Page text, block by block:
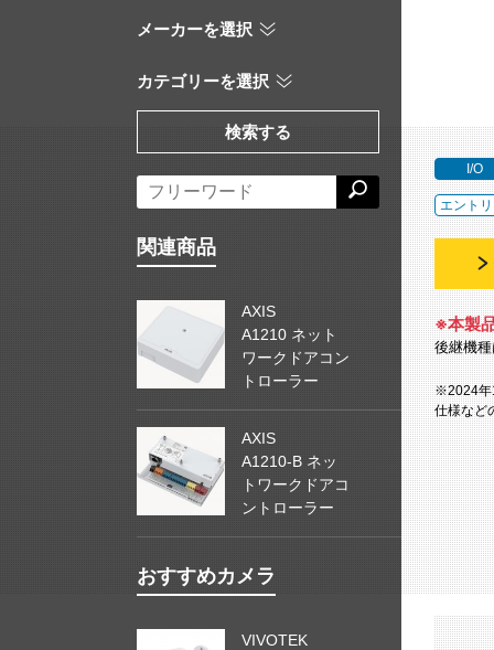
I/O
エント
※本製
後継機
※2024年
仕様など
メーカーを選択
カテゴリーを選択
検索する
関連商品
AXIS
A1210 ネット
ワークドアコン
トローラー
AXIS
A1210-B ネッ
トワークドアコ
ントローラー
おすすめカメラ
VIVOTEK